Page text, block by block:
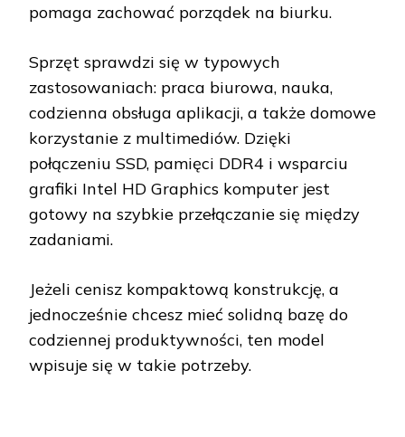
pomaga zachować porządek na biurku.
Sprzęt sprawdzi się w typowych
zastosowaniach: praca biurowa, nauka,
codzienna obsługa aplikacji, a także domowe
korzystanie z multimediów. Dzięki
połączeniu SSD, pamięci DDR4 i wsparciu
grafiki Intel HD Graphics komputer jest
gotowy na szybkie przełączanie się między
zadaniami.
Jeżeli cenisz kompaktową konstrukcję, a
jednocześnie chcesz mieć solidną bazę do
codziennej produktywności, ten model
wpisuje się w takie potrzeby.